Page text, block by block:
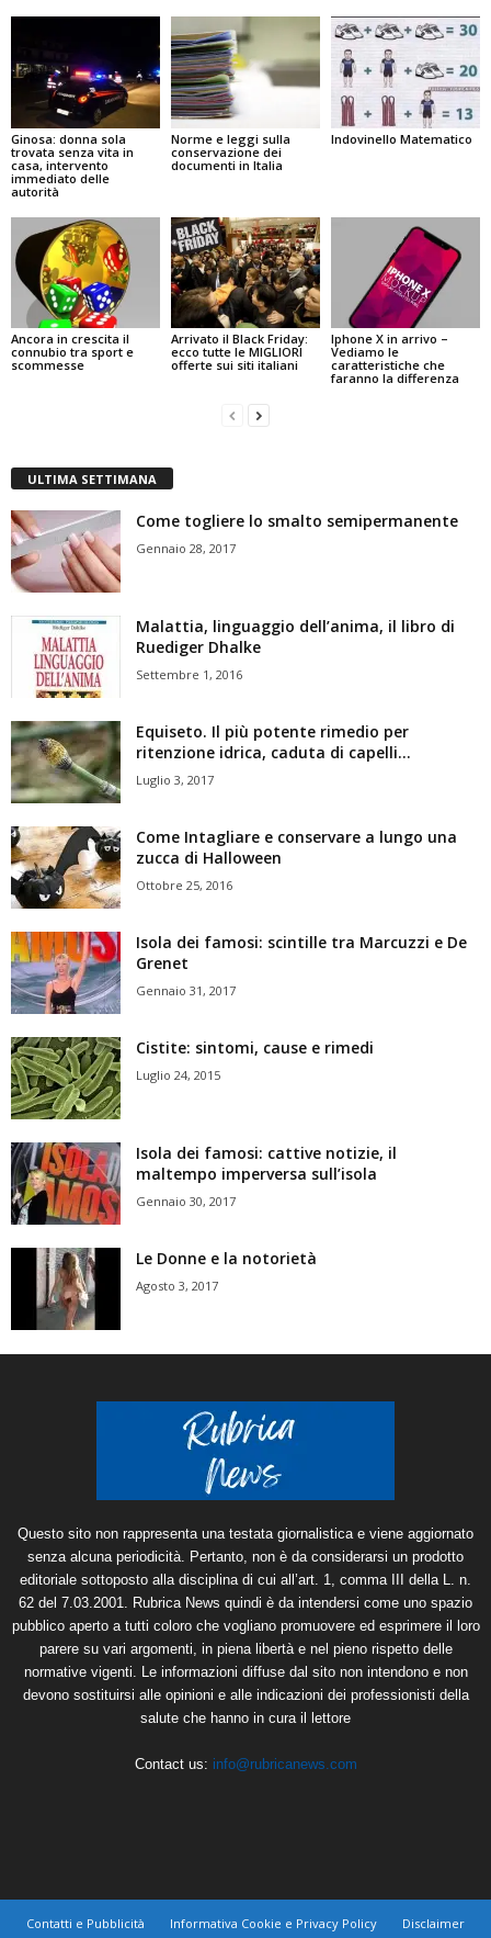
Ginosa: donna sola
trovata senza vita in
casa, intervento
immediato delle
autorità
Norme e leggi sulla
conservazione dei
documenti in Italia
Indovinello Matematico
Ancora in crescita il
connubio tra sport e
scommesse
Arrivato il Black Friday:
ecco tutte le MIGLIORI
offerte sui siti italiani
Iphone X in arrivo –
Vediamo le
caratteristiche che
faranno la differenza
ULTIMA SETTIMANA
Come togliere lo smalto semipermanente
Gennaio 28, 2017
Malattia, linguaggio dell’anima, il libro di
Ruediger Dhalke
Settembre 1, 2016
Equiseto. Il più potente rimedio per
ritenzione idrica, caduta di capelli...
Luglio 3, 2017
Come Intagliare e conservare a lungo una
zucca di Halloween
Ottobre 25, 2016
Isola dei famosi: scintille tra Marcuzzi e De
Grenet
Gennaio 31, 2017
Cistite: sintomi, cause e rimedi
Luglio 24, 2015
Isola dei famosi: cattive notizie, il
maltempo imperversa sull’isola
Gennaio 30, 2017
Le Donne e la notorietà
Agosto 3, 2017
Questo sito non rappresenta una testata giornalistica e viene aggiornato
senza alcuna periodicità. Pertanto, non è da considerarsi un prodotto
editoriale sottoposto alla disciplina di cui all’art. 1, comma III della L. n.
62 del 7.03.2001. Rubrica News quindi è da intendersi come uno spazio
pubblico aperto a tutti coloro che vogliano promuovere ed esprimere il loro
parere su vari argomenti, in piena libertà e nel pieno rispetto delle
normative vigenti. Le informazioni diffuse dal sito non intendono e non
devono sostituirsi alle opinioni e alle indicazioni dei professionisti della
salute che hanno in cura il lettore
Contact us: info@rubricanews.com
Contatti e Pubblicità Informativa Cookie e Privacy Policy Disclaimer